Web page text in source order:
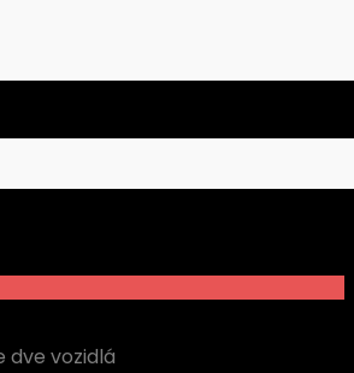
dve vozidlá